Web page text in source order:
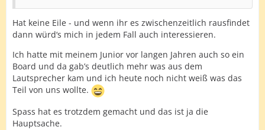
Hat keine Eile - und wenn ihr es zwischenzeitlich rausfindet
dann würd‘s mich in jedem Fall auch interessieren.
Ich hatte mit meinem Junior vor langen Jahren auch so ein
Board und da gab’s deutlich mehr was aus dem
Lautsprecher kam und ich heute noch nicht weiß was das
Teil von uns wollte.
Spass hat es trotzdem gemacht und das ist ja die
Hauptsache.